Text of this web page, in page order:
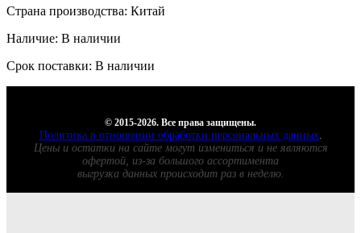
Страна производства: Китай
Наличие: В наличии
Срок поставки: В наличии
© 2015-2026. Все права защищены.
Политика в отношении обработки персональных данных.
Цены и остатки на сайте могут измениться и не являются
офертой, из-за большого ассортимента
выгрузка данных происходит раз в неделю.